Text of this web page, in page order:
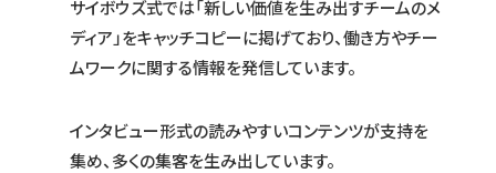
サイボウズ式では「新しい価値を生み出すチームのメ
ディア」をキャッチコピーに掲げており、働き方やチー
ムワークに関する情報を発信しています。
インタビュー形式の読みやすいコンテンツが支持を
集め、多くの集客を生み出しています。